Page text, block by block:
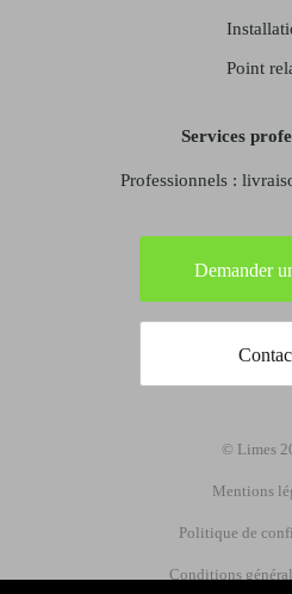
Point
Services
Professionnels :
Demander
© Limes
Mentions
Politique de
Conditions